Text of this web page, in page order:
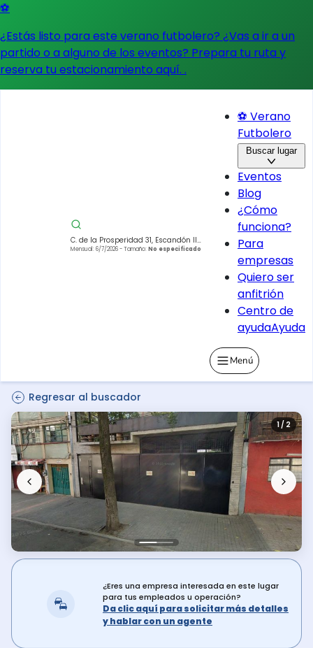
⚽
¿Estás listo para este verano futbolero? ¿Vas a ir a un
partido o a alguno de los eventos? Prepara tu ruta y
reserva tu estacionamiento aquí. .
C. de la Prosperidad 31, Escandón II
Secc, Miguel Hidalgo, 11800 Ciudad
Mensual: 6/7/2026- Tamaño: No especificado
⚽ Verano
Futbolero
Buscar lugar
Eventos
Blog
¿Cómo
funciona?
Para
empresas
Quiero ser
anfitrión
Centro de
ayudaAyuda
Menú
Regresar al buscador
1 / 2
¿Eres una empresa interesada en este lugar
para tus empleados u operación?
Da clic aquí para solicitar más detalles
y hablar con un agente